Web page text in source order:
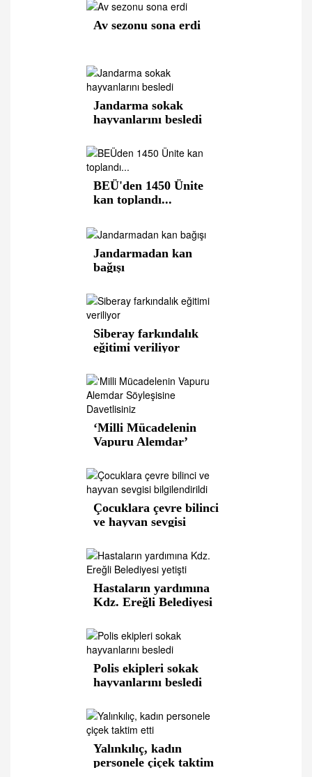
Av sezonu sona erdi
Jandarma sokak
hayvanlarını besledi
BEÜ'den 1450 Ünite
kan toplandı...
Jandarmadan kan
bağışı
Siberay farkındalık
eğitimi veriliyor
‘Milli Mücadelenin
Vapuru Alemdar’
Çocuklara çevre bilinci
ve hayvan sevgisi
Hastaların yardımına
Kdz. Ereğli Belediyesi
Polis ekipleri sokak
hayvanlarını besledi
Yalınkılıç, kadın
personele çiçek taktim